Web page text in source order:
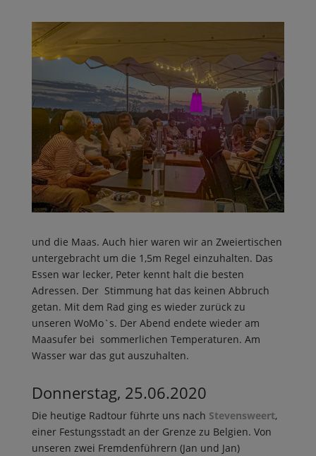
und die Maas. Auch hier waren wir an Zweiertischen
untergebracht um die 1,5m Regel einzuhalten. Das
Essen war lecker, Peter kennt halt die besten
Adressen. Der Stimmung hat das keinen Abbruch
getan. Mit dem Rad ging es wieder zurück zu
unseren WoMo`s. Der Abend endete wieder am
Maasufer bei sommerlichen Temperaturen. Am
Wasser war das gut auszuhalten.
Donnerstag, 25.06.2020
Die heutige Radtour führte uns nach Stevensweert,
einer Festungsstadt an der Grenze zu Belgien. Von
unseren zwei Fremdenführern (Jan und Jan)